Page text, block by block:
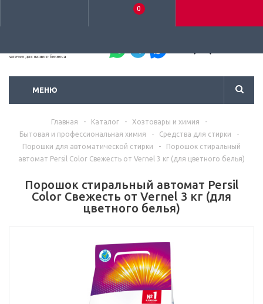
0
МЕНЮ
Главная - Каталог - Хозтовары и химия
-
Бытовая и профессиональная химия
- Средства для стирки
-
Порошки для автоматической стирки
-
Порошок стиральный
автомат Persil Color Свежесть от Vernel 3 кг (для цветного белья)
Порошок стиральный автомат Persil
Color Свежесть от Vernel 3 кг (для
цветного белья)